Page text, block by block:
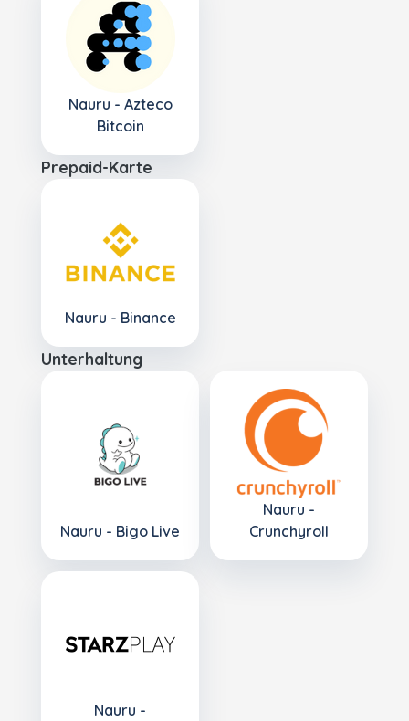
Nauru - Azteco
Bitcoin
Prepaid-Karte
Nauru - Binance
Unterhaltung
Nauru - Bigo Live
Nauru -
Crunchyroll
Nauru -